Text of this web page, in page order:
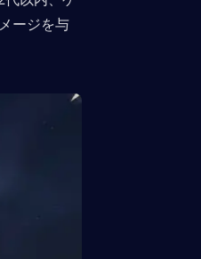
ージを与